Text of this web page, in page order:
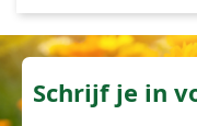
Schrijf je in